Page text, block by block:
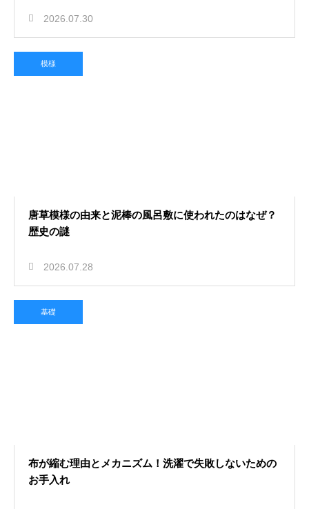
2026.07.30
模様
唐草模様の由来と泥棒の風呂敷に使われたのはなぜ？
歴史の謎
2026.07.28
基礎
布が縮む理由とメカニズム！洗濯で失敗しないための
お手入れ